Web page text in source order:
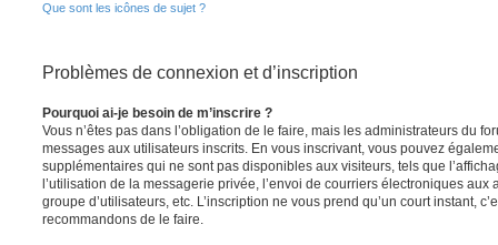
Que sont les icônes de sujet ?
Problèmes de connexion et d’inscription
Pourquoi ai-je besoin de m’inscrire ?
Vous n’êtes pas dans l’obligation de le faire, mais les administrateurs du
messages aux utilisateurs inscrits. En vous inscrivant, vous pouvez
supplémentaires qui ne sont pas disponibles aux visiteurs, tels que
l’utilisation de la messagerie privée, l’envoi de courriers électroniques aux
groupe d’utilisateurs, etc. L’inscription ne vous prend qu’un court instant,
recommandons de le faire.